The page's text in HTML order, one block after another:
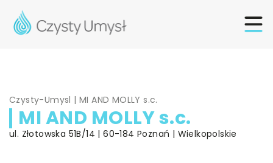
Czysty-Umysl |MI AND MOLLY s.c.
MI AND MOLLY s.c.
ul. Złotowska 51B/14 | 60-184 Poznań | Wielkopolskie